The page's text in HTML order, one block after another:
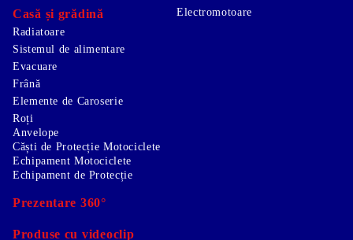
Casă și grădină
Electromotoare
Radiatoare
Sistemul de alimentare
Evacuare
Frână
Elemente de Caroserie
Roți
Anvelope
Căști de Protecție Motociclete
Echipament Motociclete
Echipament de Protecție
Prezentare 360°
Produse cu videoclip